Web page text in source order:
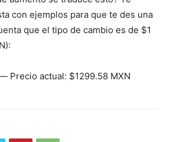
con ejemplos para que te des una
que el tipo de cambio es de $1
Precio actual: $1299.58 MXN